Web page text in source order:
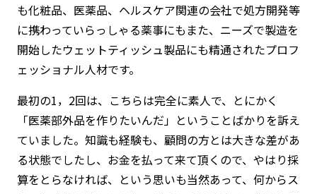
も化粧品、医薬品、ヘルスケア関連の会社で処方開発等
に携わっていらっしゃる薬事にもまた、ニーズで製造を
開始したウェットティッシュ製品にも精通されたプロフ
ェッショナル人材です。
最初の1，2回は、こちらは完全に素人で、とにかく
「医薬部外品を作りたいんだ」ということばかりを訴え
ていました。知識も経験も、顧問の方とは大きな差があ
る状態でしたし、お金を払って来て頂くので、やはり採
算をとらなければ、という思いも当然あって、何からス